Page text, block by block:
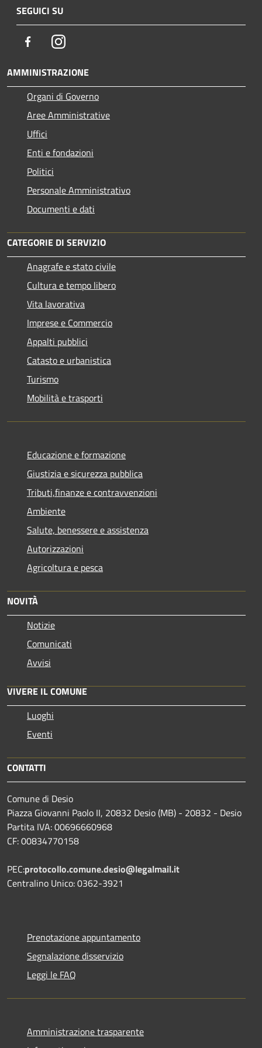
SEGUICI SU
FacebookInstagram
AMMINISTRAZIONE
Organi di Governo
Aree Amministrative
Uffici
Enti e fondazioni
Politici
Personale Amministrativo
Documenti e dati
CATEGORIE DI SERVIZIO
Anagrafe e stato civile
Cultura e tempo libero
Vita lavorativa
Imprese e Commercio
Appalti pubblici
Catasto e urbanistica
Turismo
Mobilità e trasporti
Educazione e formazione
Giustizia e sicurezza pubblica
Tributi,finanze e contravvenzioni
Ambiente
Salute, benessere e assistenza
Autorizzazioni
Agricoltura e pesca
NOVITÀ
Notizie
Comunicati
Avvisi
VIVERE IL COMUNE
Luoghi
Eventi
CONTATTI
Comune di Desio
Piazza Giovanni Paolo II, 20832 Desio (MB) - 20832 - Desio
Partita IVA: 00696660968
CF: 00834770158
PEC:protocollo.comune.desio@legalmail.it
Centralino Unico: 0362-3921
Prenotazione appuntamento
Segnalazione disservizio
Leggi le FAQ
Amministrazione trasparente